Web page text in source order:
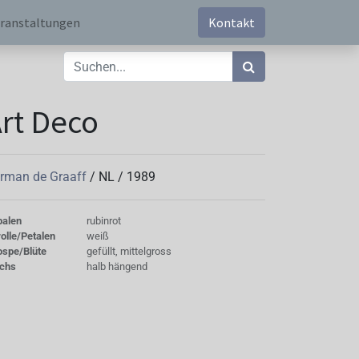
Kontakt
Deco
de Graaff / NL / 1989
rubinrot
Petalen
weiß
Blüte
gefüllt, mittelgross
halb hängend